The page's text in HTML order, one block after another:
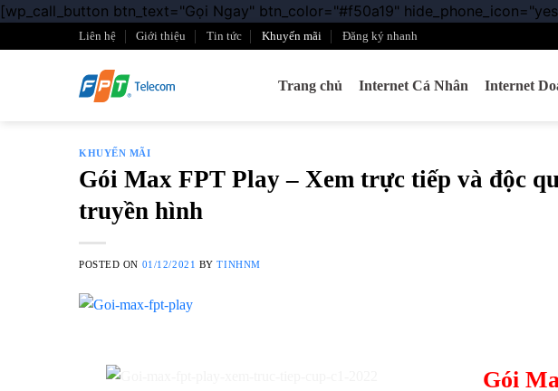
[wp_call_button btn_text="Gọi Ngay" btn_color="#f50a19"
Liên hệ Giới thiệu Tin tức Khuyến mãi Đăng ký nhanh
Trang chủ Internet Cá Nhân Internet
KHUYẾN MÃI
Gói Max FPT Play – Xem trực tiếp và độc
truyền hình
POSTED ON 01/12/2021 BYTINHNM
Gói